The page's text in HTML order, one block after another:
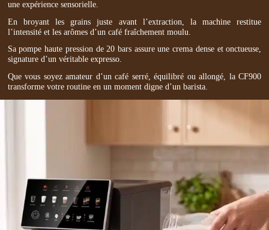
une expérience sensorielle.
En broyant les grains juste avant l’extraction, la machine restitue
l’intensité et les arômes d’un café fraîchement moulu.
Sa pompe haute pression de 20 bars assure une crema dense et onctueuse,
signature d’un véritable expresso.
Que vous soyez amateur d’un café serré, équilibré ou allongé, la CF900
transforme votre routine en un moment digne d’un barista.